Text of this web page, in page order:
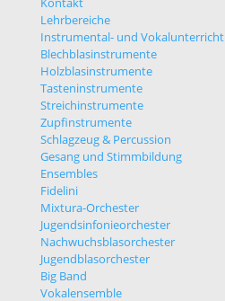
Lehrbereiche
Instrumental- und Vokalunterricht
Blechblasinstrumente
Holzblasinstrumente
Tasteninstrumente
Streichinstrumente
Zupfinstrumente
Schlagzeug & Percussion
Gesang und Stimmbildung
Ensembles
Fidelini
Mixtura-Orchester
Jugendsinfonieorchester
Nachwuchsblasorchester
Jugendblasorchester
Big Band
Vokalensemble